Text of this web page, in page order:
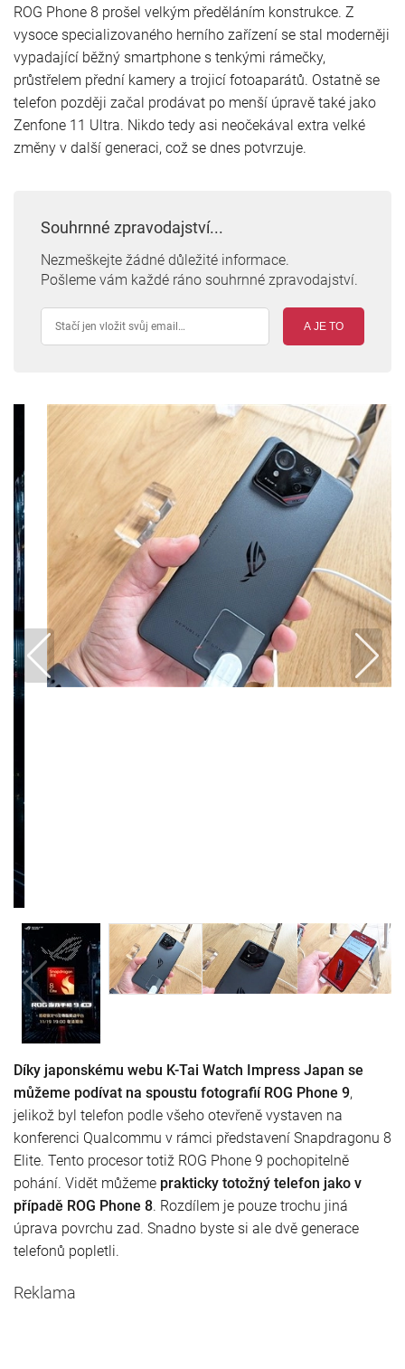
ROG Phone 8 prošel velkým předěláním konstrukce. Z
vysoce specializovaného herního zařízení se stal moderněji
vypadající běžný smartphone s tenkými rámečky,
průstřelem přední kamery a trojicí fotoaparátů. Ostatně se
telefon později začal prodávat po menší úpravě také jako
Zenfone 11 Ultra. Nikdo tedy asi neočekával extra velké
změny v další generaci, což se dnes potvrzuje.
Souhrnné zpravodajství...
Nezmeškejte žádné důležité informace.
Pošleme vám každé ráno souhrnné zpravodajství.
A JE TO
Díky japonskému webu K-Tai Watch Impress Japan se
můžeme podívat na spoustu fotografií ROG Phone 9,
jelikož byl telefon podle všeho otevřeně vystaven na
konferenci Qualcommu v rámci představení Snapdragonu 8
Elite. Tento procesor totiž ROG Phone 9 pochopitelně
pohání. Vidět můžeme prakticky totožný telefon jako v
případě ROG Phone 8. Rozdílem je pouze trochu jiná
úprava povrchu zad. Snadno byste si ale dvě generace
telefonů popletli.
Reklama